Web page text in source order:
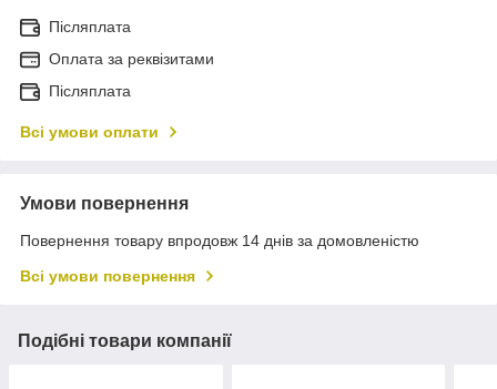
Післяплата
Оплата за реквізитами
Післяплата
Всі умови оплати
Умови повернення
Повернення товару впродовж 14 днів за домовленістю
Всі умови повернення
Подібні товари компанії